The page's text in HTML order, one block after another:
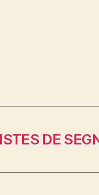
DE